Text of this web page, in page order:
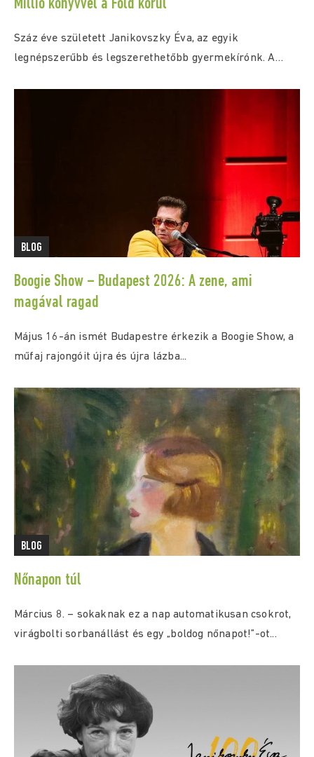
Millió könyvvel a Föld körül
Száz éve született Janikovszky Éva, az egyik
legnépszerűbb és legszerethetőbb gyermekírónk. A
BLOG
Boogie Show – Budapest 2026: A zene, ami
magával ragad
Május 16-án ismét Budapestre érkezik a Boogie Show, a
műfaj rajongóit újra és újra lázba...
BLOG
Nőnapon túl
Március 8. – sokaknak ez a nap automatikusan csokrot,
virágbolti sorbanállást és egy „boldog nőnapot!”-ot...